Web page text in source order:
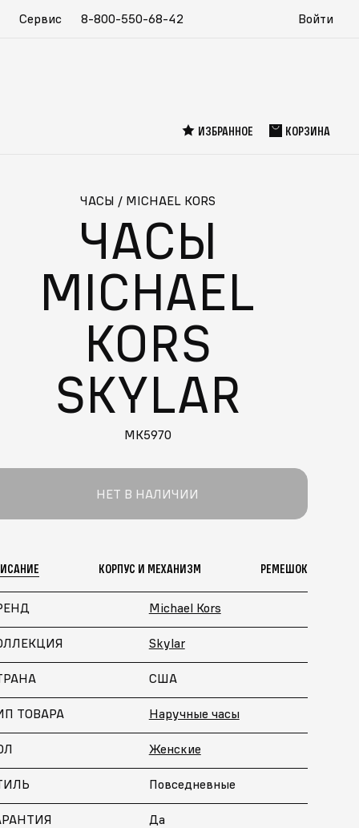
Сервис 8-800-550-68-42 Войти
ИЗБРАННОЕ КОРЗИНА
ЧАСЫ / MICHAEL KORS
ЧАСЫ
MICHAEL
KORS
SKYLAR
MK5970
НЕТ В НАЛИЧИИ
КОРПУС И МЕХАНИЗМ РЕМЕШОК
Michael Kors
Skylar
США
ТОВАРА Наручные часы
Женские
Повседневные
Да